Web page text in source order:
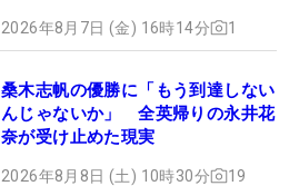
2026年8月7日 (金) 16時14分 1
桑木志帆の優勝に「もう到達しない
んじゃないか」 全英帰りの永井花
奈が受け止めた現実
2026年8月8日 (土) 10時30分 19